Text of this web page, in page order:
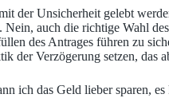
der Unsicherheit gelebt
auch die richtige Wahl
des Antrages führen zu
der Verzögerung setzen, das
ich das Geld lieber sparen,